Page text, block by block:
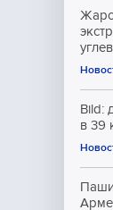
Bild:
в 39